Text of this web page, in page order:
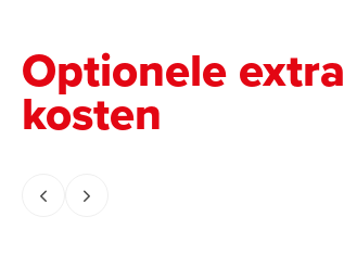
Optionele extra
kosten